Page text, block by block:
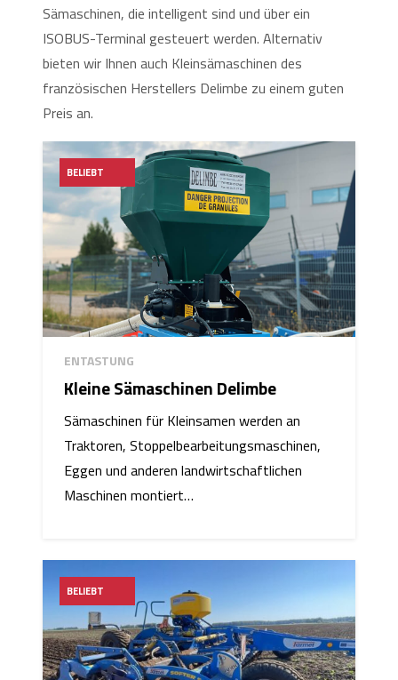
Sämaschinen, die intelligent sind und über ein
ISOBUS-Terminal gesteuert werden. Alternativ
bieten wir Ihnen auch Kleinsämaschinen des
französischen Herstellers Delimbe zu einem guten
Preis an.
BELIEBT
ENTASTUNG
Kleine Sämaschinen Delimbe
Sämaschinen für Kleinsamen werden an
Traktoren, Stoppelbearbeitungsmaschinen,
Eggen und anderen landwirtschaftlichen
Maschinen montiert…
BELIEBT